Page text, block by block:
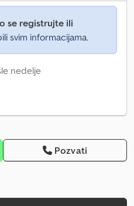
se registrujte ili
svim informacijama.
nedelje
Pozvati